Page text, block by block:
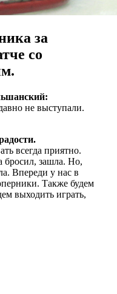
за
со
не выступали.
всегда приятно.
бросил, зашла. Но,
Впереди у нас в
Также будем
выходить играть,